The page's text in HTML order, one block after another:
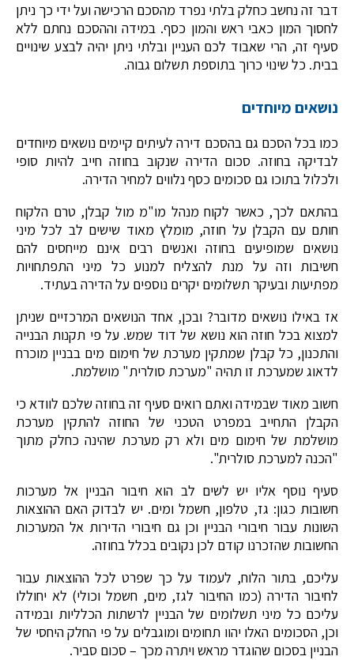
דבר זה נחשב כחלק בלתי נפרד מהסכם הרכישה ועל ידי כך ניתן
לחסוך המון כאבי ראש והמון כסף. במידה וההסכם נחתם ללא
סעיף זה, הרי שאבוד לכם העניין ובלתי ניתן יהיה לבצע שינויים
בבית. כל שינוי כרוך בתוספת תשלום גבוה.
נושאים מיוחדים
כמו בכל הסכם גם בהסכם דירה לעיתים קיימים נושאים מיוחדים
לבדיקה בחוזה. סכום הדירה שנקוב בחוזה חייב להיות סופי
ולכלול בתוכו גם סכומים כסף נלווים למחיר הדירה.
בהתאם לכך, כאשר לקוח מנהל מו"מ מול קבלן, טרם הלקוח
חותם עם הקבלן על חוזה, מומלץ מאוד שישים לב לכל מיני
נושאים שמופיעים בחוזה ואנשים רבים אינם מייחסים להם
חשיבות וזה על מנת להצליח למנוע כל מיני התפתחויות
מפתיעות ובעיקר תשלומים יקרים נוספים על הדירה בעתיד.
אז באילו נושאים מדובר? ובכן, אחד הנושאים המרכזיים שניתן
למצוא בכל חוזה הוא נושא של דוד שמש. על פי תקנות הבנייה
והתכנון, כל קבלן שמתקין מערכת של חימום מים בבניין מוכרח
לדאוג שמערכת זו תהיה "מערכת סולרית" מושלמת.
חשוב מאוד שבמידה ואתם רואים סעיף זה בחוזה שלכם לוודא כי
הקבלן התחייב במפרט הטכני של החוזה להתקין מערכת
מושלמת של חימום מים ולא רק מערכת שהינה כחלק מתוך
"הכנה למערכת סולרית".
סעיף נוסף אליו יש לשים לב הוא חיבור הבניין אל מערכות
חשובות כגון: גז, טלפון, חשמל ומים. יש לבדוק האם ההוצאות
השונות עבור חיבורי הבניין וכן גם חיבורי הדירות אל המערכות
החשובות שהזכרנו קודם לכן נקובים בכלל בחוזה.
עליכם, בתור הלוח, לעמוד על כך שפרט לכל ההוצאות עבור
לחיבור הדירה (כמו החיבור לגז, מים, חשמל וכולי) לא יחוללו
עליכם כל מיני תשלומים של הבניין לרשתות הכלליות ובמידה
וכן, הסכומים האלו יהוו תחומים ומוגבלים על פי החלק היחסי של
הבניין בסכום שהוגדר מראש ויתרה מכך – סכום סביר.